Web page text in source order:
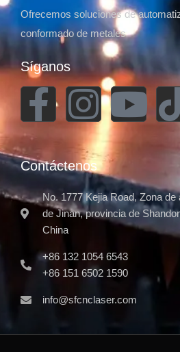
Ofrecemos soluciones de
conformado de metales
Síganos
Contáctenos
No. 1777 Kejia Road, Zona
de Jinan, provincia de
China
+86 132 1054 6543
+86 151 6502 1590
info@sfcnclaser.com